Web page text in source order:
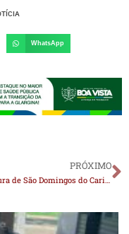
WhatsApp
PRÓXIMO
Prefeitura de São Domingos do Cariri através da Secretaria de Educação encerra 1º Feira Literária com grande sucesso